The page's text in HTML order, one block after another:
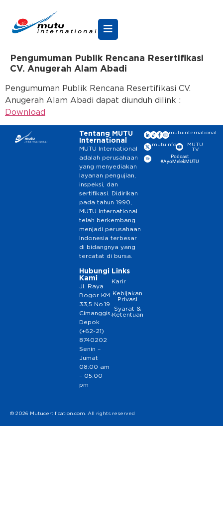
Pengumuman Publik Rencana Resertifikasi
CV. Anugerah Alam Abadi
Pengumuman Publik Rencana Resertifikasi CV.
Anugerah Alam Abadi dapat diunduh dilink :
Download
Tentang MUTU
International
MUTU International
adalah perusahaan
yang menyediakan
layanan pengujian,
inspeksi, dan
sertifikasi. Didirikan
pada tahun 1990,
MUTU International
telah berkembang
menjadi perusahaan
Indonesia terbesar
di bidangnya yang
tercatat di bursa.
Hubungi
Kami
Jl. Raya
Bogor KM
33,5 No.19
Cimanggis,
Depok
(+62-21)
8740202
Senin –
Jumat
08:00 am
– 05:00
pm
Links
Karir
Kebijakan
Privasi
Syarat &
Ketentuan
mutuinternational
mutuinfo
MUTU
TV
Podcast
#AyoMelekMUTU
© 2026 Mutucertification.com. All rights reserved